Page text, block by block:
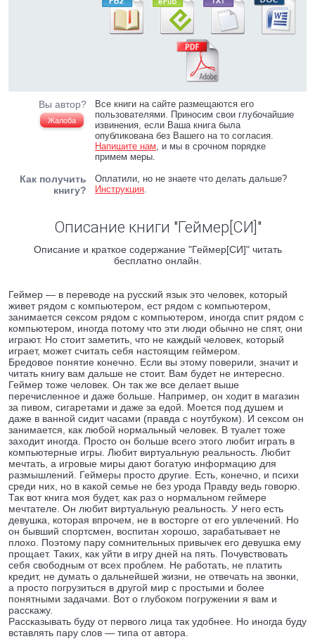
Вы автор?
Жалоба
Все книги на сайте размещаются его
пользователями. Приносим свои глубочайшие
извинения, если Ваша книга была
опубликована без Вашего на то согласия.
Напишите нам, и мы в срочном порядке
примем меры.
Как получить
книгу?
Оплатили, но не знаете что делать дальше?
Инструкция.
Описание книги "Геймер[СИ]"
Описание и краткое содержание "Геймер[СИ]" читать
бесплатно онлайн.
Геймер — в переводе на русский язык это человек, который
живет рядом с компьютером, ест рядом с компьютером,
занимается сексом рядом с компьютером, иногда спит рядом с
компьютером, иногда потому что эти люди обычно не спят, они
играют. Но стоит заметить, что не каждый человек, который
играет, может считать себя настоящим геймером.
Бредовое понятие конечно. Если вы этому поверили, значит и
читать книгу вам дальше не стоит. Вам будет не интересно.
Геймер тоже человек. Он так же все делает выше
перечисленное и даже больше. Например, он ходит в магазин
за пивом, сигаретами и даже за едой. Моется под душем и
даже в ванной сидит часами (правда с ноутбуком). И сексом он
занимается, как любой нормальный человек. В туалет тоже
заходит иногда. Просто он больше всего этого любит играть в
компьютерные игры. Любит виртуальную реальность. Любит
мечтать, а игровые миры дают богатую информацию для
размышлений. Геймеры просто другие. Есть, конечно, и психи
среди них, но в какой семье не без урода Правду ведь говорю.
Так вот книга моя будет, как раз о нормальном геймере
мечтателе. Он любит виртуальную реальность. У него есть
девушка, которая впрочем, не в восторге от его увлечений. Но
он бывший спортсмен, воспитан хорошо, зарабатывает не
плохо. Поэтому пару сомнительных привычек его девушка ему
прощает. Таких, как уйти в игру дней на пять. Почувствовать
себя свободным от всех проблем. Не работать, не платить
кредит, не думать о дальнейшей жизни, не отвечать на звонки,
а просто погрузиться в другой мир с простыми и более
понятными задачами. Вот о глубоком погружении я вам и
расскажу.
Рассказывать буду от первого лица так удобнее. Но иногда буду
вставлять пару слов — типа от автора.